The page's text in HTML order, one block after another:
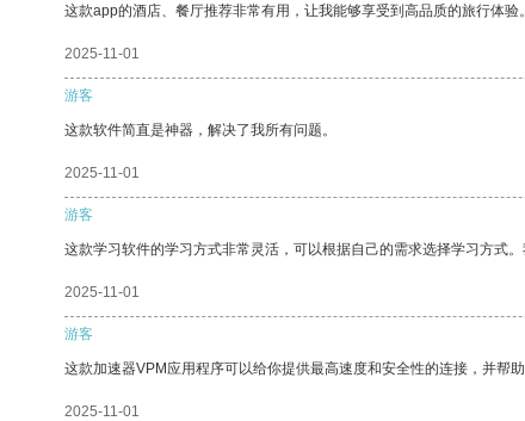
这款app的酒店、餐厅推荐非常有用，让我能够享受到高品质的旅行体验。
2025-11-01
游客
这款软件简直是神器，解决了我所有问题。
2025-11-01
游客
这款学习软件的学习方式非常灵活，可以根据自己的需求选择学习方式
2025-11-01
游客
这款加速器VPM应用程序可以给你提供最高速度和安全性的连接，并帮助
2025-11-01